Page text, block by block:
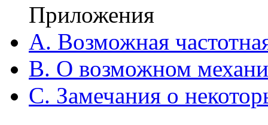
Приложения
A. Возможная
B. О возможном
C. Замечания о